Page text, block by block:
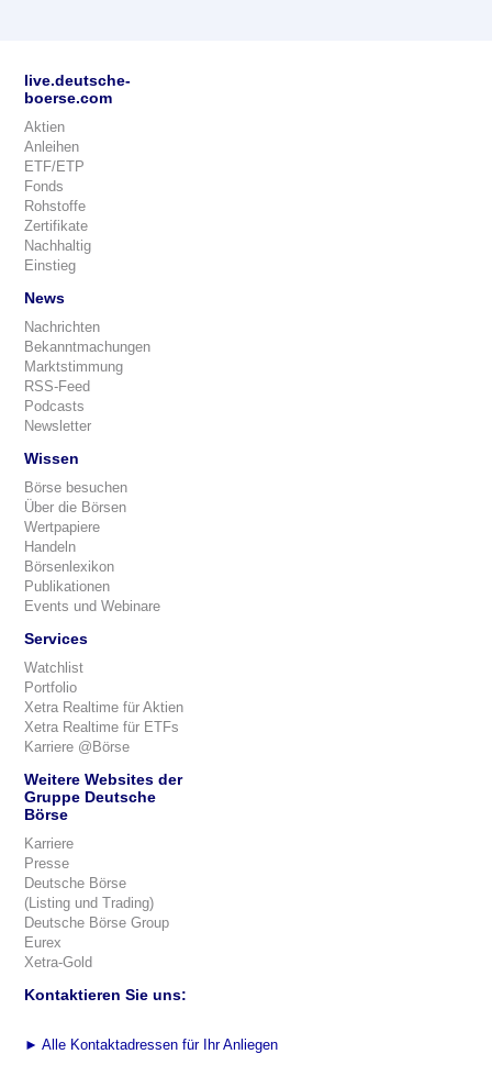
live.deutsche-
boerse.com
Aktien
Anleihen
ETF/ETP
Fonds
Rohstoffe
Zertifikate
Nachhaltig
Einstieg
News
Nachrichten
Bekanntmachungen
Marktstimmung
RSS-Feed
Podcasts
Newsletter
Wissen
Börse besuchen
Über die Börsen
Wertpapiere
Handeln
Börsenlexikon
Publikationen
Events und Webinare
Services
Watchlist
Portfolio
Xetra Realtime für Aktien
Xetra Realtime für ETFs
Karriere @Börse
Weitere Websites der
Gruppe Deutsche
Börse
Karriere
Presse
Deutsche Börse
(Listing und Trading)
Deutsche Börse Group
Eurex
Xetra-Gold
Kontaktieren Sie uns:
► Alle Kontaktadressen für Ihr Anliegen